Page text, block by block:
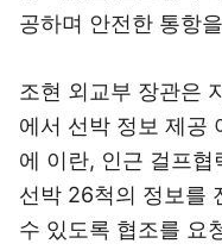
공하며 안전한 통항
조현 외교부 장관은
에서 선박 정보 제공
에 이란, 인근 걸프
선박 26척의 정보를
수 있도록 협조를 요